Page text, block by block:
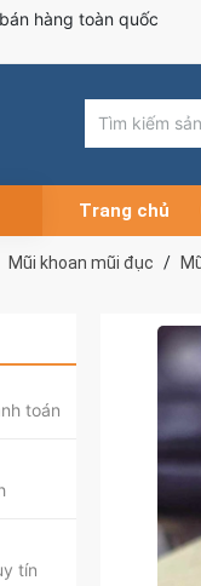
hàng toàn quốc
Trang chủ
Mũi khoan mũi đục
toán
tín